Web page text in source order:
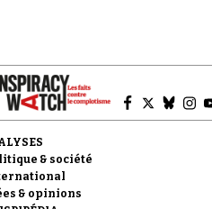
& société
& opinions